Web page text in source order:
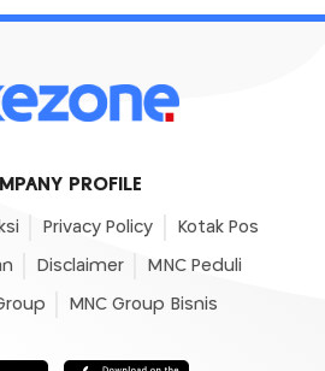
PROFILE
Privacy Policy Kotak Pos
Disclaimer MNC Peduli
MNC Group Bisnis